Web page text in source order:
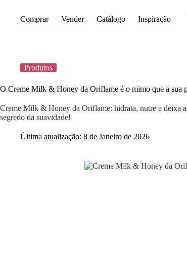
Comprar Vender Catálogo Inspiração
Produtos
O Creme Milk & Honey da Oriflame é o mimo que a sua
Creme Milk & Honey da Oriflame: hidrata, nutre e deixa
segredo da suavidade!
Última atualização: 8 de Janeiro de 2026